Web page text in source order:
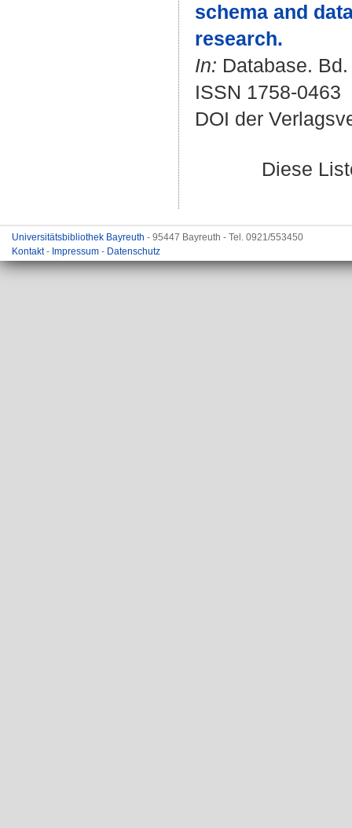
schema and
research.
In: Database.
ISSN 1758-0463
DOI der
Diese
Universitätsbibliothek Bayreuth - 95447 Bayreuth - Tel. 0921/553450
Kontakt- Impressum - Datenschutz